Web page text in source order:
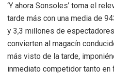
‘Y ahora Sonsoles’ toma el
tarde más con una media de
y 3,3 millones de
convierten al magacín
más visto de la tarde,
inmediato competidor tanto en